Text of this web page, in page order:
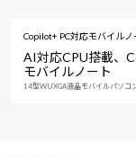
サーバー
ワークステーシ
Copilot+ PC対応モバイルノ
AI対応CPU搭載、
モバイルノート
14型WUXGA液晶モバイルパソコ